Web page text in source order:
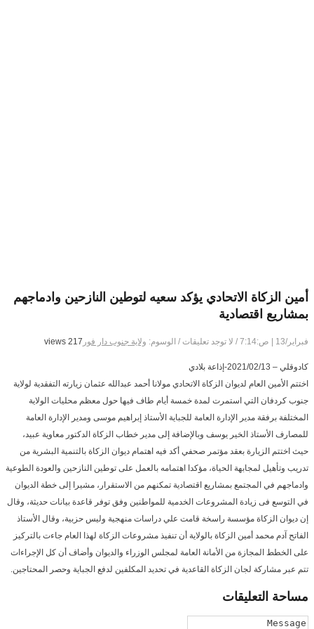
أمين الزكاة الاتحادي يؤكد سعيه لتوطين النازحين وادماجهم
بمشاريع اقتصادية
فبراير/13 | ص:7:14 / لا توجد تعليقات / الوسوم: ولاية جنوب دار فور 217 views
كادوقلي – 2021/02/13-إذاعة بلادي
اختتم الأمين العام لديوان الزكاة الاتحادي مولانا أحمد عبدالله عثمان زيارته التفقدية لولاية
جنوب كردفان التي استمرت لمدة خمسة أيام طاف فيها حول معظم محليات الولاية
المختلفة برفقة مدير الإدارة العامة للجباية الأستاذ إبراهيم موسى ومدير الإدارة العامة
للمصارف الأستاذ الخير يوسف وبالإضافة إلى مدير خطاب الزكاة الدكتور معاوية عبيد،
حيث اختتم الزيارة بعقد مؤتمر صحفي أكد فيه اهتمام ديوان الزكاة بالتنمية البشرية من
تدريب وتأهيل لمجابهة الحياة، مؤكدا اهتمامه بالعمل على توطين النازحين والعودة الطوعية
وادماجهم في المجتمع بمشاريع اقتصادية تمكنهم من الاستقرار، مشيرا إلى خطة الديوان
في التوسع فى زيادة المشروعات الخدمية للمواطنين وفق توفر قاعدة بيانات حديثة، وقال
إن ديوان الزكاة مؤسسة راسخة قامت علي دراسات منهجية وليس حزبية، وقال الأستاذ
الفاتح آدم محمد أمين الزكاة بالولاية أن تنفيذ مشروعات الزكاة لهذا العام جاءت بالتركيز
على الخطط المجازة من الأمانة العامة لمجلس الوزراء والديوان وأضاف أن كل الإجراءات
تتم عبر مشاركة لجان الزكاة القاعدية في تحديد المكلفين لدفع الجباية وحصر المحتاجين.
مساحة التعليقات